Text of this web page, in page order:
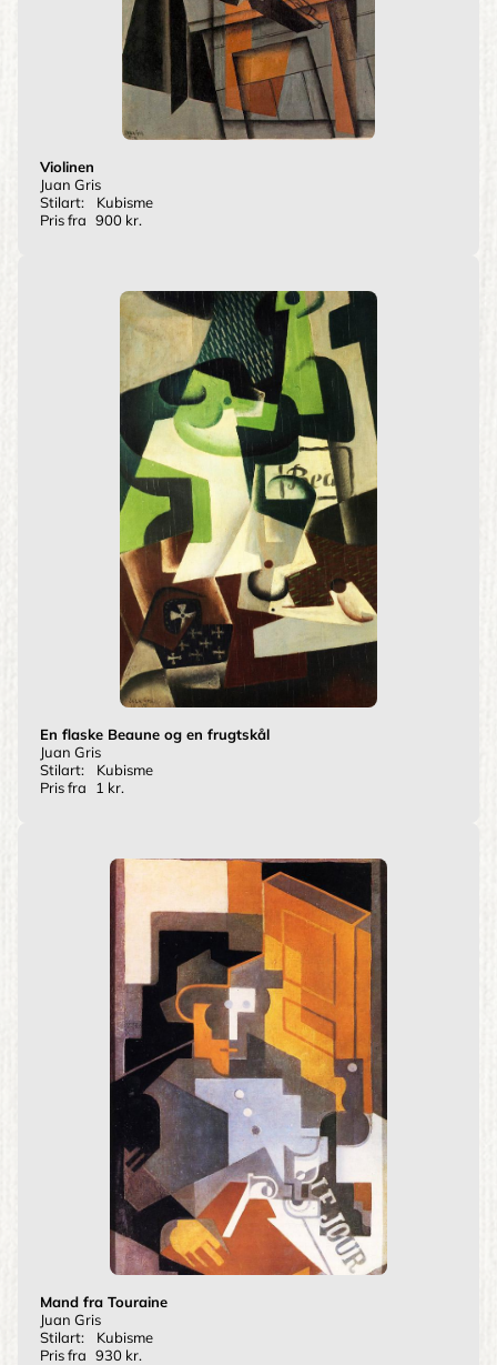
Violinen
Juan Gris
Stilart:
Kubisme
Pris fra 900 kr.
En flaske Beaune og en frugtskål
Juan Gris
Stilart:
Kubisme
Pris fra
1 kr.
Mand fra Touraine
Juan Gris
Stilart:
Kubisme
Pris fra 930 kr.